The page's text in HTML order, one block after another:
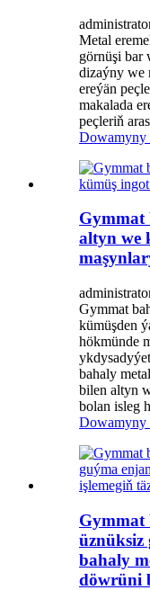
Metal
görnüşi bar
dizaýny we
ereýän
makalada
peçleriň
Dowamyny
Gymmat
altyn we
Gymmat
kümüşden
hökmünde
bahaly
bilen altyn
bolan isleg
Dowamyny
Gymmat
üznüksiz
bahaly
döwrüni